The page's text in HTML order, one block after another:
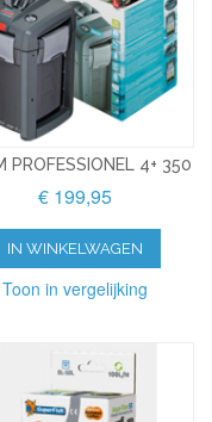
PROFESSIONEL 4+ 350
€ 199,95
IN WINKELWAGEN
Toon in vergelijking